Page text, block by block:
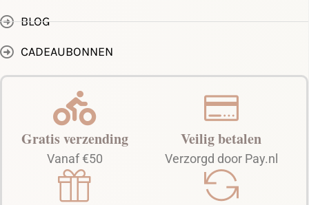
BLOG
CADEAUBONNEN
Gratis verzending
Vanaf €50
Veilig betalen
Verzorgd door Pay.nl